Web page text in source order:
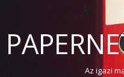
Az igazi